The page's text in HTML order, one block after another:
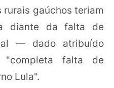
gaúchos teriam
diante da falta de
— dado atribuído
"completa falta de
Lula".